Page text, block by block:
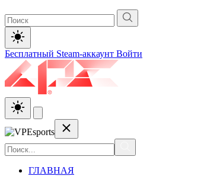
Бесплатный Steam-аккаунт Войти
ГЛАВНАЯ